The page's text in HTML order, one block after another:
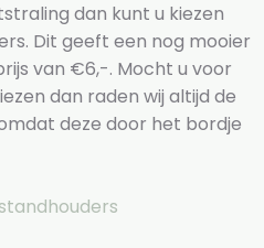
dan kunt u kiezen
Dit geeft een nog mooier
van €6,-. Mocht u voor
dan raden wij altijd de
deze door het bordje